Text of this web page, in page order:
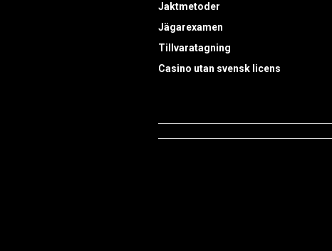
Jaktmetoder
Jägarexamen
Tillvaratagning
Casino utan svensk licens